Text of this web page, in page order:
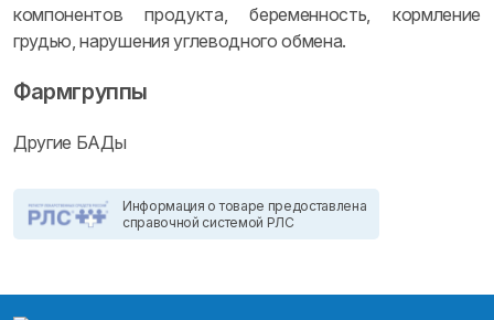
компонентов продукта, беременность, кормление
грудью, нарушения углеводного обмена.
Фармгруппы
Другие БАДы
Информация о товаре предоставлена
справочной системой РЛС